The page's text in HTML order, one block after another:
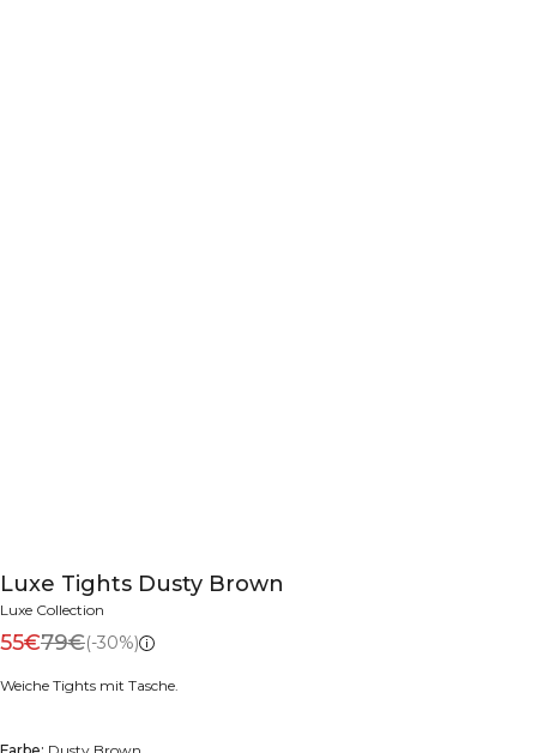
Luxe Tights Dusty Brown
Luxe Collection
55€79€(-30%)
Weiche Tights mit Tasche.